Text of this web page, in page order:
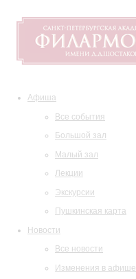
Афиша
Все события
Большой зал
Малый зал
Лекции
Экскурсии
Пушкинская карта
Новости
Все новости
Изменения в афише